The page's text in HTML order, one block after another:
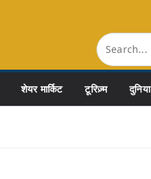
शेयर मार्किट टूरिज़्म दुनिया